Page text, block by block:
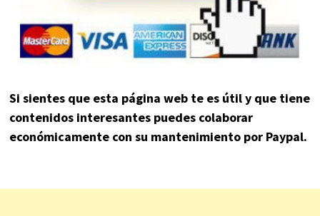
Si sientes que esta página web te es útil y que tiene
contenidos interesantes puedes colaborar
económicamente con su mantenimiento por Paypal.